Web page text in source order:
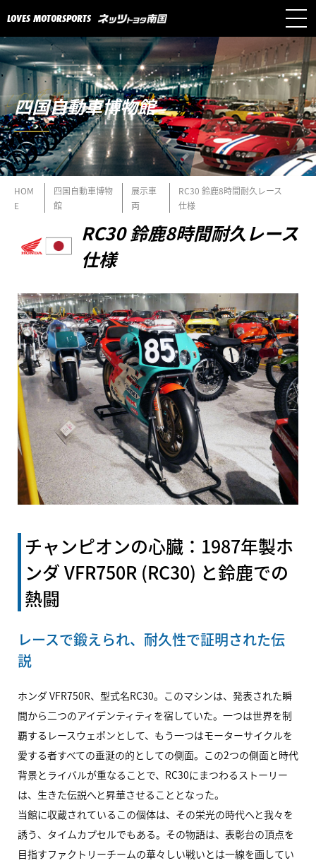
LOVES MOTORSPORTS
四国自動車博物館
HOM
E
四国自動車博物
館
展示車
両
RC30 鈴鹿8時間耐久レース
仕様
RC30 鈴鹿8時間耐久レース
仕様
チャンピオンの心臓：1987年製ホ
ンダVFR750R (RC30) と鈴鹿での
熱闘
レースで鍛えられ、耐久性で証明された伝
説
ホンダ VFR750R、型式名RC30。このマシンは、発表された瞬
間から二つのアイデンティティを宿していた。一つは世界を制
覇するレースウェポンとして、もう一つはモーターサイクルを
愛する者すべての垂涎の的としての側面。この2つの側面と時代
背景とライバルが重なることで、RC30にまつわるストーリー
は、生きた伝説へと昇華させることとなった。
当館に収蔵されているこの個体は、その栄光の時代へと我々を
誘う、タイムカプセルでもある。その物語は、表彰台の頂点を
目指すファクトリーチームの華々しい戦いとは一線を画してい